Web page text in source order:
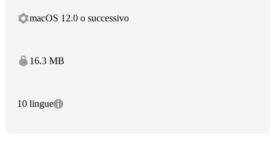
macOS 12.0 o successivo
16.3 MB
10 lingue